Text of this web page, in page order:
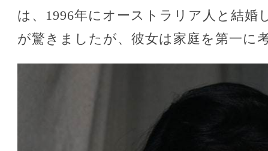
は、1996年にオーストラリア人と結婚
が驚きましたが、彼女は家庭を第一に